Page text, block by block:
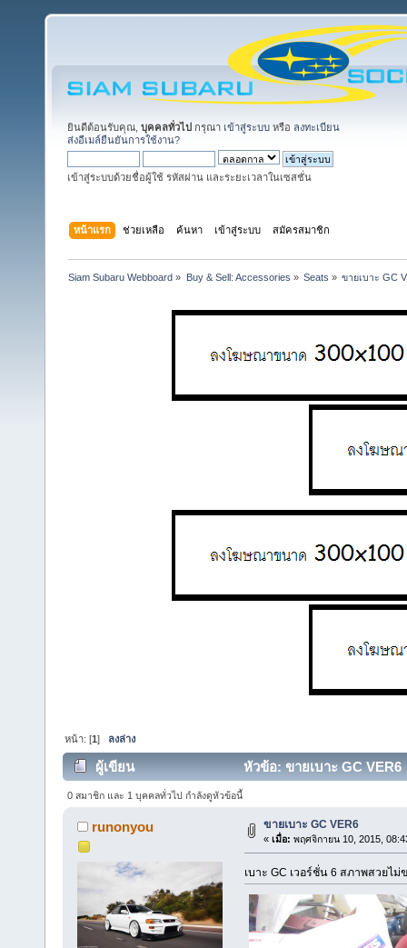
ยินดีต้อนรับคุณ, บุคคลทั่วไป กรุณา เข้าสู่ระบบ หรือ ลงทะเบียน
ส่งอีเมล์ยืนยันการใช้งาน?
เข้าสู่ระบบด้วยชื่อผู้ใช้ รหัสผ่าน และระยะเวลาในเซสชั่น
หน้าแรก ช่วยเหลือ ค้นหา เข้าสู่ระบบ สมัครสมาชิก
Siam Subaru Webboard » Buy & Sell: Accessories » Seats » ขายเบาะ GC
หน้า: [1] ลงล่าง
ผู้เขียน หัวข้อ: ขายเบาะ GC
0 สมาชิก และ 1 บุคคลทั่วไป กำลังดูหัวข้อนี้
runonyou ขายเบาะ GC VER6
« เมื่อ: พฤศจิกายน 10, 2015,
เบาะ GC เวอร์ชั่น 6 สภาพสวย